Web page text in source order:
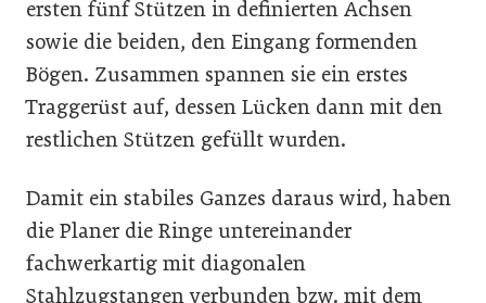
ersten fünf Stützen in definierten Achsen
sowie die beiden, den Eingang formenden
Bögen. Zusammen spannen sie ein erstes
Traggerüst auf, dessen Lücken dann mit den
restlichen Stützen gefüllt wurden.
Damit ein stabiles Ganzes daraus wird, haben
die Planer die Ringe untereinander
fachwerkartig mit diagonalen
Stahlzugstangen verbunden bzw. mit dem